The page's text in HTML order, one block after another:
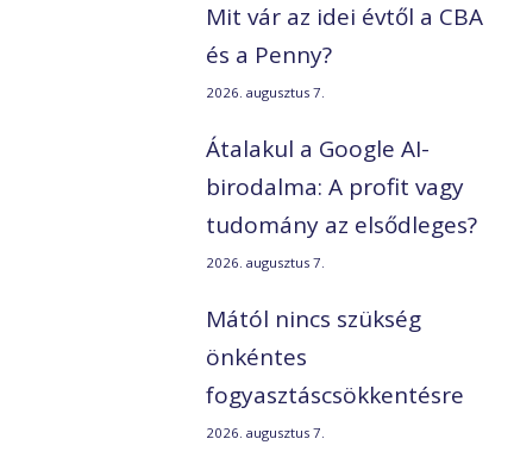
Mit vár az idei évtől a CBA
és a Penny?
2026. augusztus 7.
Átalakul a Google AI-
birodalma: A profit vagy
tudomány az elsődleges?
2026. augusztus 7.
Mától nincs szükség
önkéntes
fogyasztáscsökkentésre
2026. augusztus 7.